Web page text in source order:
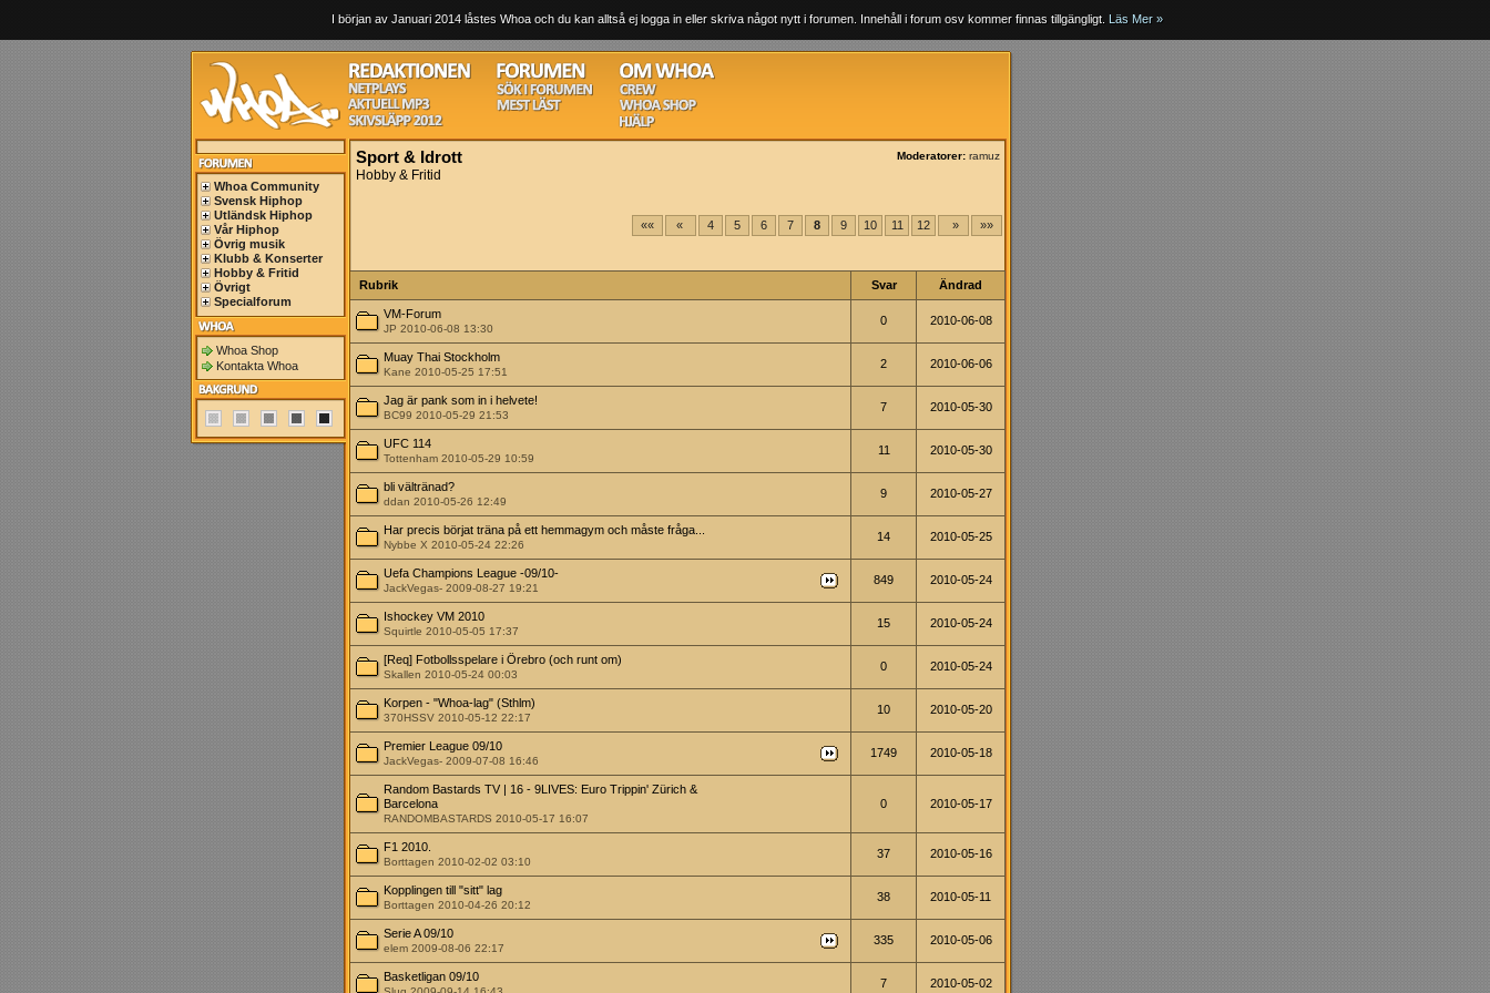
I början av Januari 2014 låstes Whoa och du kan alltså ej logga in eller skriva något nytt i forumen. Innehåll i forum osv kommer finnas tillgängligt. Läs Mer »
Whoa Community
Svensk Hiphop
Utländsk Hiphop
Vår Hiphop
Övrig musik
Klubb & Konserter
Hobby & Fritid
Övrigt
Specialforum
Whoa Shop
Kontakta Whoa
Sport & Idrott
Hobby & Fritid
Moderatorer: ramuz
«« « 4 5 6 7 8 9 10 11 12 » »»
Rubrik Svar Ändrad
VM-Forum
JP 2010-06-08 13:30
0 2010-06-08
Muay Thai Stockholm
Kane 2010-05-25 17:51
2 2010-06-06
Jag är pank som in i helvete!
BC99 2010-05-29 21:53
7 2010-05-30
UFC 114
Tottenham 2010-05-29 10:59
11 2010-05-30
bli vältränad?
ddan 2010-05-26 12:49
9 2010-05-27
Har precis börjat träna på ett hemmagym och måste fråga...
Nybbe X 2010-05-24 22:26
14 2010-05-25
Uefa Champions League -09/10-
JackVegas- 2009-08-27 19:21
849 2010-05-24
Ishockey VM 2010
Squirtle 2010-05-05 17:37
15 2010-05-24
[Req] Fotbollsspelare i Örebro (och runt om)
Skallen 2010-05-24 00:03
0 2010-05-24
Korpen - "Whoa-lag" (Sthlm)
370HSSV 2010-05-12 22:17
10 2010-05-20
Premier League 09/10
JackVegas- 2009-07-08 16:46
1749 2010-05-18
Random Bastards TV | 16 - 9LIVES: Euro Trippin' Zürich &
Barcelona
RANDOMBASTARDS 2010-05-17 16:07
0 2010-05-17
F1 2010.
Borttagen 2010-02-02 03:10
37 2010-05-16
Kopplingen till "sitt" lag
Borttagen 2010-04-26 20:12
38 2010-05-11
Serie A 09/10
elem 2009-08-06 22:17
335 2010-05-06
Basketligan 09/10 7 2010-05-02